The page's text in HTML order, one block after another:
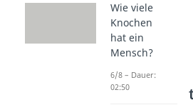
Weitere
Wie viele
Knochen
hat ein
Mensch?
6/8 – Dauer:
02:50